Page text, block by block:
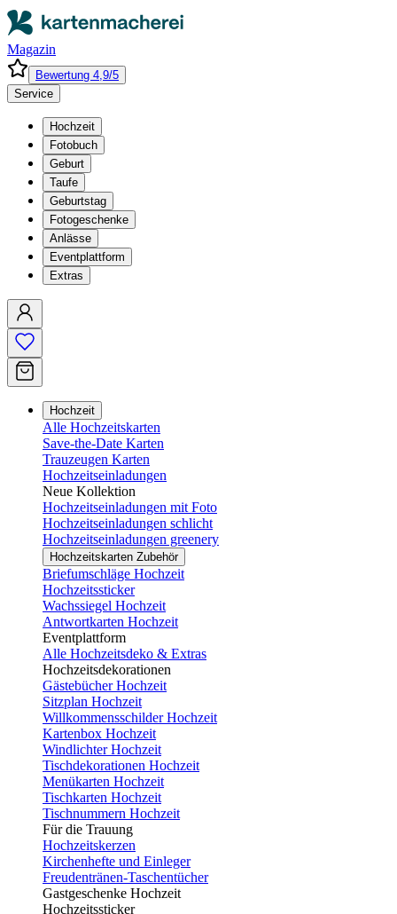
Magazin
Bewertung 4,9/5
Service
Hochzeit
Fotobuch
Geburt
Taufe
Geburtstag
Fotogeschenke
Anlässe
Eventplattform
Extras
Hochzeit
Alle Hochzeitskarten
Save-the-Date Karten
Trauzeugen Karten
Hochzeitseinladungen
Neue Kollektion
Hochzeitseinladungen mit Foto
Hochzeitseinladungen schlicht
Hochzeitseinladungen greenery
Hochzeitskarten Zubehör
Briefumschläge Hochzeit
Hochzeitssticker
Wachssiegel Hochzeit
Antwortkarten Hochzeit
Eventplattform
Alle Hochzeitsdeko & Extras
Hochzeitsdekorationen
Gästebücher Hochzeit
Sitzplan Hochzeit
Willkommensschilder Hochzeit
Kartenbox Hochzeit
Windlichter Hochzeit
Tischdekorationen Hochzeit
Menükarten Hochzeit
Tischkarten Hochzeit
Tischnummern Hochzeit
Für die Trauung
Hochzeitskerzen
Kirchenhefte und Einleger
Freudentränen-Taschentücher
Gastgeschenke Hochzeit
Hochzeitssticker